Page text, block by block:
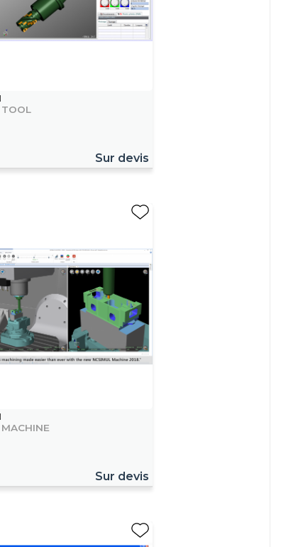
TOOL
Sur devis
Sur devis